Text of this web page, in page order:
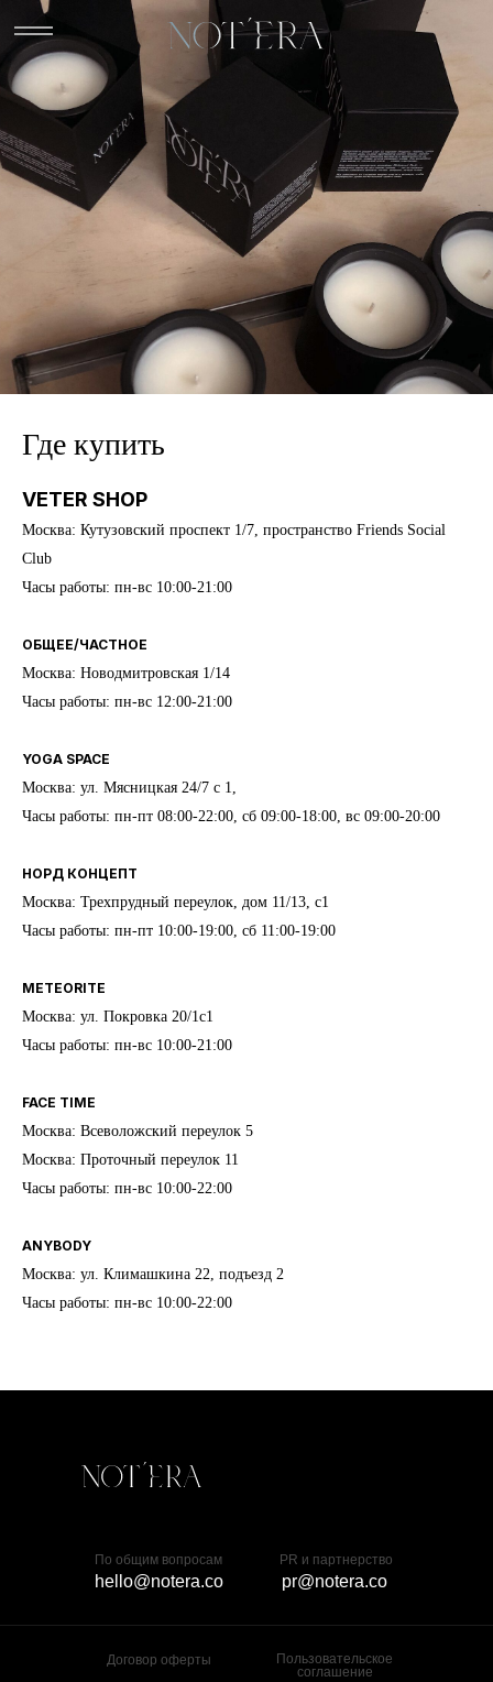
Где купить
VETER SHOP
Москва: Кутузовский проспект 1/7, пространство Friends Social
Club
Часы работы: пн-вс 10:00-21:00
ОБЩЕЕ/ЧАСТНОЕ
Москва: Новодмитровская 1/14
Часы работы: пн-вс 12:00-21:00
YOGA SPACE
Москва: ул. Мясницкая 24/7 с 1,
Часы работы: пн-пт 08:00-22:00, сб 09:00-18:00, вс 09:00-20:00
НОРД КОНЦЕПТ
Москва: Трехпрудный переулок, дом 11/13, с1
Часы работы: пн-пт 10:00-19:00, сб 11:00-19:00
METEORITE
Москва: ул. Покровка 20/1с1
Часы работы: пн-вс 10:00-21:00
FACE TIME
Москва: Всеволожский переулок 5
Москва: Проточный переулок 11
Часы работы: пн-вс 10:00-22:00
ANYBODY
Москва: ул. Климашкина 22, подъезд 2
Часы работы: пн-вс 10:00-22:00
Договор оферты
Пользовательское
соглашение
pr@notera.co
PR и партнерство
hello@notera.co
По общим вопросам